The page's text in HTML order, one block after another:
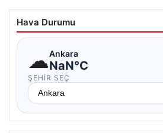
Hava Durumu
☁Ankara
NaN°C
ŞEHIR SEÇ